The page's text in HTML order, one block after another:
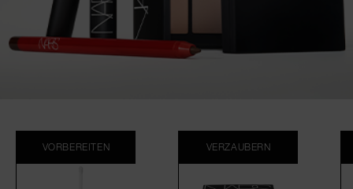
VORBEREITEN VERZAUBERN